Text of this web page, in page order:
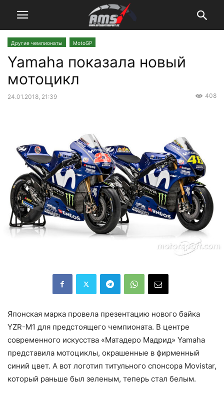
Другие чемпионаты MotoGP
Yamaha показала новый
мотоцикл
24.01.2018, 21:39 408
Японская марка провела презентацию нового байка
YZR-M1 для предстоящего чемпионата. В центре
современного искусства «Матадеро Мадрид» Yamaha
представила мотоциклы, окрашенные в фирменный
синий цвет. А вот логотип титульного спонсора Movistar,
который раньше был зеленым, теперь стал белым.